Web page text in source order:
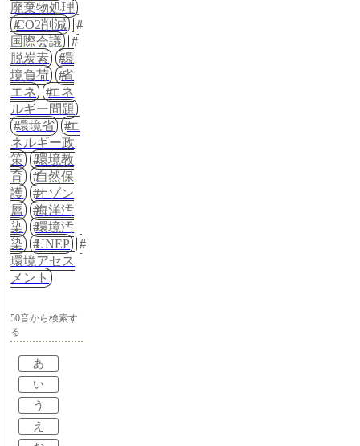
廃棄物処理
CO2削減
国際会議
脱炭素
環
境負荷
省
エネ
エネ
ルギー問題
環境省
エ
ネルギー政
策
環境教
育
自然保
護
オゾン
層
海洋汚
染
環境汚
染
UNEP
環境アセス
メント
50音から検索す
る
あ
い
う
え